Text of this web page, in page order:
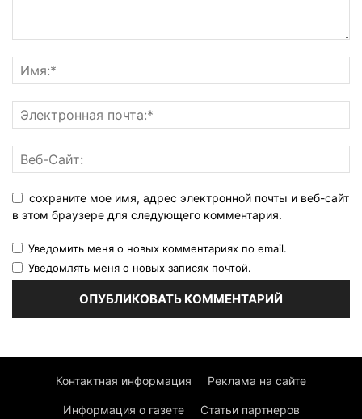
сохраните мое имя, адрес электронной почты и веб-сайт
в этом браузере для следующего комментария.
Уведомить меня о новых комментариях по email.
Уведомлять меня о новых записях почтой.
Контактная информация Реклама на сайте
Информация о газете Статьи партнеров